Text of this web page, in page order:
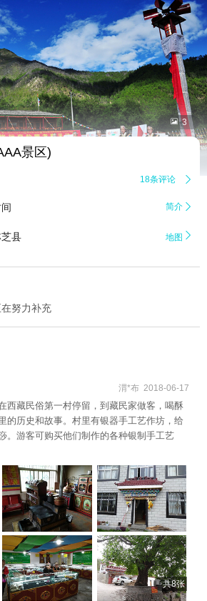
 3
景区)
18条评论 
简介 
县 地图 
努力补充
渭*布 2018-06-17
西藏民俗第一村停留，到藏民家做客，喝酥
的历史和故事。村里有银器手工艺作坊，给
。游客可购买他们制作的各种银制手工艺
共8张